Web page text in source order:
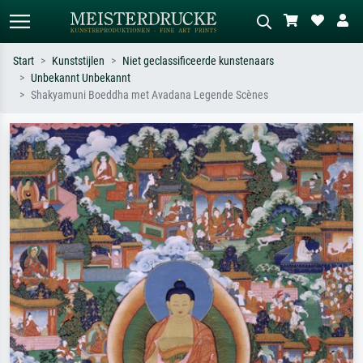
Standaard zoeken AI-beeldzoeker
Monet, Sterrennacht, impressionisme,
Hokusai-golf, naakt.
weide, abstract met veel rood, donker
olieverfschilderij, staand naakt naast
een boom.
Start Kunststijlen
Niet geclassificeerde kunstenaars
Unbekannt Unbekannt
Shakyamuni Boeddha met Avadana Legende Scènes